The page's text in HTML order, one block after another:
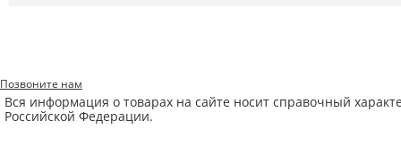
Позвоните нам
Вся информация о товарах на сайте носит справочный
Российской Федерации.